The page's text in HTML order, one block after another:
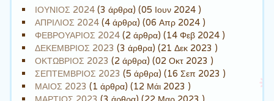
ΙΟΥΝΙΟΣ 2024 (3 άρθρα) (05 Ιουν 2024 )
ΑΠΡΙΛΙΟΣ 2024 (4 άρθρα) (06 Απρ 2024 )
ΦΕΒΡΟΥΑΡΙΟΣ 2024 (2 άρθρα) (14 Φεβ 2024 )
ΔΕΚΕΜΒΡΙΟΣ 2023 (3 άρθρα) (21 Δεκ 2023 )
ΟΚΤΩΒΡΙΟΣ 2023 (2 άρθρα) (02 Οκτ 2023 )
ΣΕΠΤΕΜΒΡΙΟΣ 2023 (5 άρθρα) (16 Σεπ 2023 )
ΜΑΙΟΣ 2023 (1 άρθρα) (12 Μάι 2023 )